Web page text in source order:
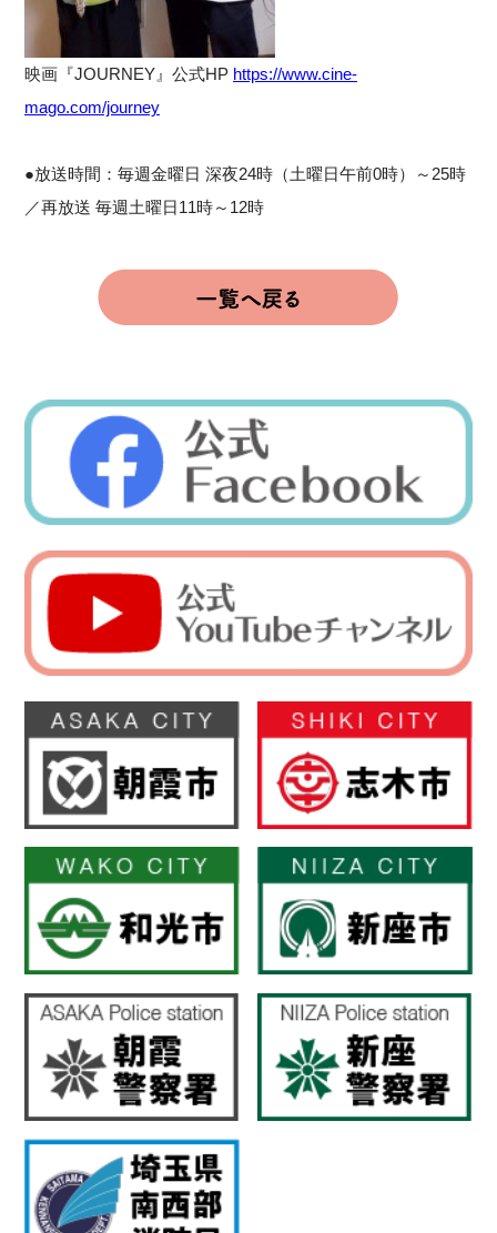
映画『JOURNEY』公式HP https://www.cine-
mago.com/journey
●放送時間：毎週金曜日 深夜24時（土曜日午前0時）～25時
／再放送 毎週土曜日11時～12時